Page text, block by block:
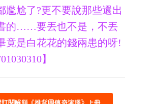
尬了?更不要說那些還出
的……要丟也不是，不丟
竟是白花花的錢兩患的呀!
】